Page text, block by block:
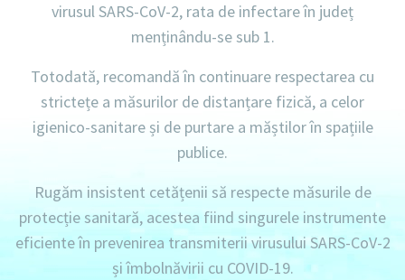
virusul SARS-CoV-2, rata de infectare în județ
menținându-se sub 1.
Totodată, recomandă în continuare respectarea cu
strictețe a măsurilor de distanțare fizică, a celor
igienico-sanitare și de purtare a măștilor în spațiile
publice.
Rugăm insistent cetățenii să respecte măsurile de
protecție sanitară, acestea fiind singurele instrumente
eficiente în prevenirea transmiterii virusului SARS-CoV-2
și îmbolnăvirii cu COVID-19.